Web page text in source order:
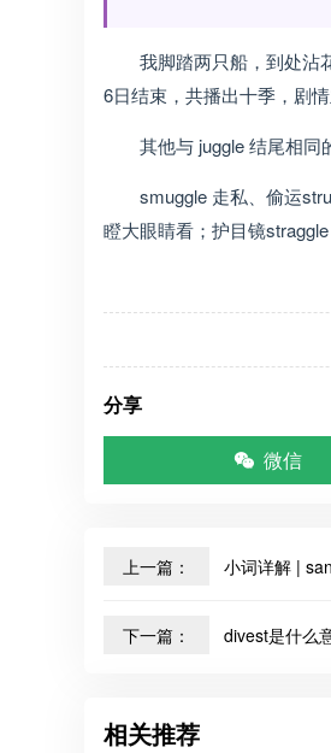
我脚踏两只船，到处沾
6日结束，共播出十季，剧
其他与 juggle 结尾相同
smuggle 走私、偷运
瞪大眼睛看；护目镜
分享
微信
上一篇： 小词详解 |
下一篇： divest是什么
相关推荐